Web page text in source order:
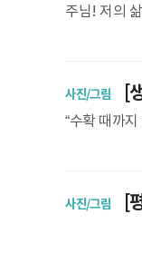
주님! 저의
사진/그림 [
“수확 때까
사진/그림 [